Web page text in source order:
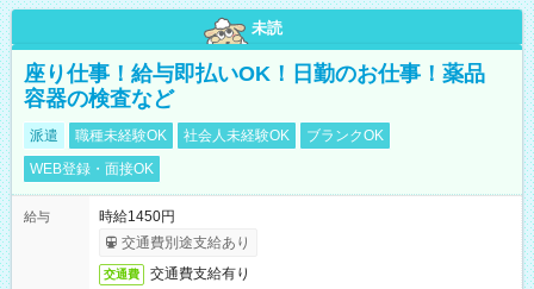
未読
座り仕事！給与即払いOK！日勤のお仕事！薬品
容器の検査など
派遣 職種未経験OK 社会人未経験OK
ブランクOK
WEB登録・面接OK
給与
時給1450円
交通費別途支給あり
交通費 交通費支給有り